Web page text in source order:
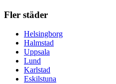
Fler städer
Helsingborg
Halmstad
Uppsala
Lund
Karlstad
Eskilstuna